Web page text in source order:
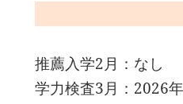
推薦入学2月：なし
学力検査3月：2026